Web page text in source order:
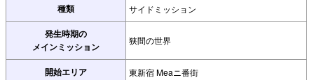
種類 サイドミッション
発生時期の
メインミッション
狭間の世界
開始エリア 東新宿 Meaニ番街